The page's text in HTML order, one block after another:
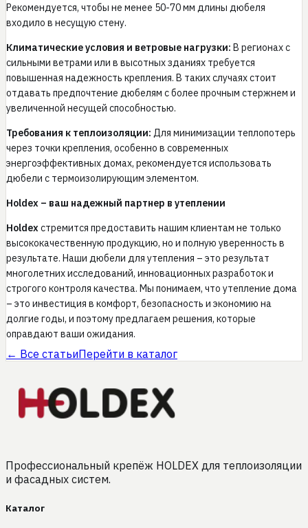
Рекомендуется, чтобы не менее 50-70 мм длины дюбеля
входило в несущую стену.
Климатические условия и ветровые нагрузки: В регионах с
сильными ветрами или в высотных зданиях требуется
повышенная надежность крепления. В таких случаях стоит
отдавать предпочтение дюбелям с более прочным стержнем и
увеличенной несущей способностью.
Требования к теплоизоляции: Для минимизации теплопотерь
через точки крепления, особенно в современных
энергоэффективных домах, рекомендуется использовать
дюбели с термоизолирующим элементом.
Holdex – ваш надежный партнер в утеплении
Holdex стремится предоставить нашим клиентам не только
высококачественную продукцию, но и полную уверенность в
результате. Наши дюбели для утепления – это результат
многолетних исследований, инновационных разработок и
строгого контроля качества. Мы понимаем, что утепление дома
– это инвестиция в комфорт, безопасность и экономию на
долгие годы, и поэтому предлагаем решения, которые
оправдают ваши ожидания.
← Все статьиПерейти в каталог
Профессиональный крепёж HOLDEX для теплоизоляции
и фасадных систем.
Каталог